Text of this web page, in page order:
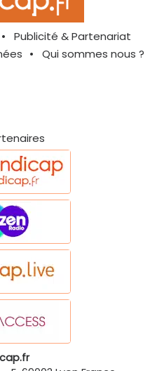
Publicité & Partenariat
Qui sommes nous ?